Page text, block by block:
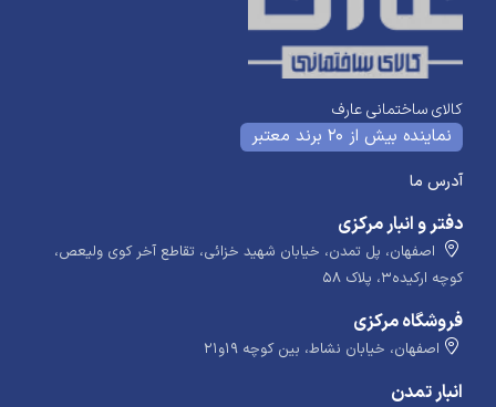
کالای ساختمانی عارف
نماینده بیش از 20 برند معتبر
آدرس ما
دفتر و انبار مرکزی
اصفهان، پل تمدن، خیابان شهید خزائی، تقاطع آخر کوی ولیعص،
کوچه ارکیده۳، پلاک ۵۸
فروشگاه مرکزی
اصفهان، خیابان نشاط، بین کوچه ۱۹و۲۱
انبار تمدن